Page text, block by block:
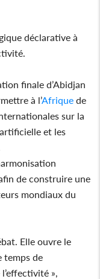
déclarative à
finale d’Abidjan
à l’Afrique de
sur la
artificielle et les
de construire une
mondiaux du
Elle ouvre le
temps de
»,